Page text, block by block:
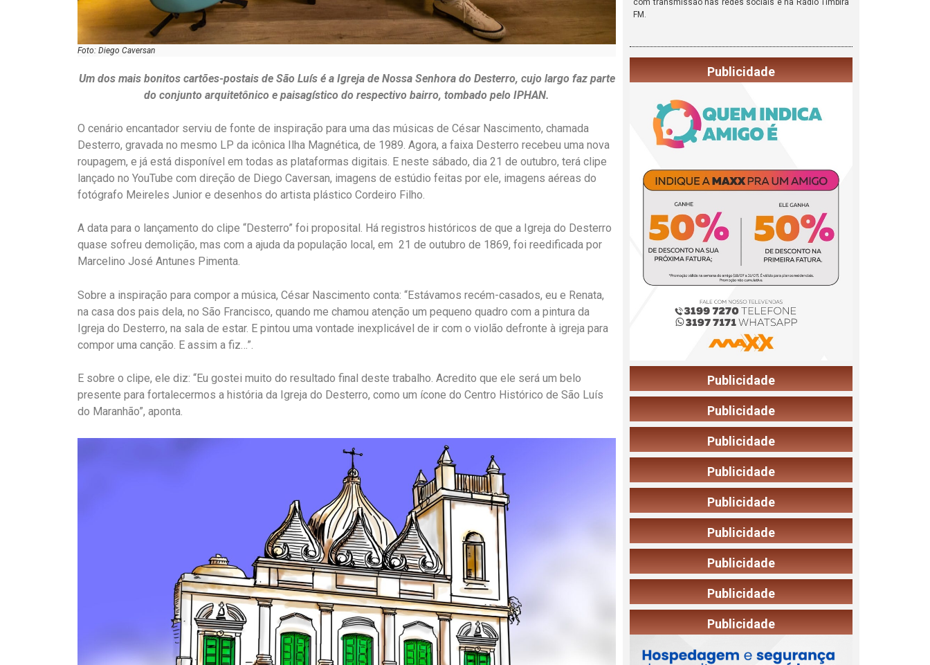
Foto: Diego Caversan
Um dos mais bonitos cartões-postais de São Luís é a Igreja de Nossa Senhora do Desterro, cujo largo faz parte
do conjunto arquitetônico e paisagístico do respectivo bairro, tombado pelo IPHAN.
O cenário encantador serviu de fonte de inspiração para uma das músicas de César Nascimento, chamada
Desterro, gravada no mesmo LP da icônica Ilha Magnética, de 1989. Agora, a faixa Desterro recebeu uma nova
roupagem, e já está disponível em todas as plataformas digitais. E neste sábado, dia 21 de outubro, terá clipe
lançado no YouTube com direção de Diego Caversan, imagens de estúdio feitas por ele, imagens aéreas do
fotógrafo Meireles Junior e desenhos do artista plástico Cordeiro Filho.
A data para o lançamento do clipe “Desterro” foi proposital. Há registros históricos de que a Igreja do Desterro
quase sofreu demolição, mas com a ajuda da população local, em 21 de outubro de 1869, foi reedificada por
Marcelino José Antunes Pimenta.
Sobre a inspiração para compor a música, César Nascimento conta: “Estávamos recém-casados, eu e Renata,
na casa dos pais dela, no São Francisco, quando me chamou atenção um pequeno quadro com a pintura da
Igreja do Desterro, na sala de estar. E pintou uma vontade inexplicável de ir com o violão defronte à igreja para
compor uma canção. E assim a fiz…”.
E sobre o clipe, ele diz: “Eu gostei muito do resultado final deste trabalho. Acredito que ele será um belo
presente para fortalecermos a história da Igreja do Desterro, como um ícone do Centro Histórico de São Luís
do Maranhão”, aponta.
com transmissão nas redes sociais e na Rádio Timbira
FM.
Publicidade
Publicidade
Publicidade
Publicidade
Publicidade
Publicidade
Publicidade
Publicidade
Publicidade
Publicidade